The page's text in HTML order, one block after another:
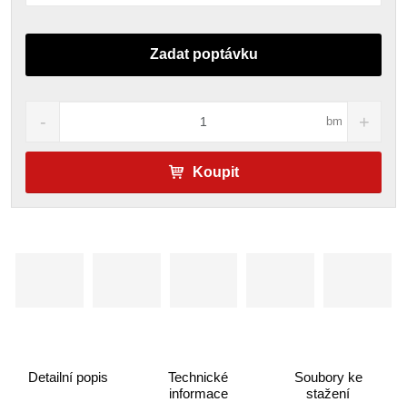
Zadat poptávku
bm
Koupit
Detailní popis
Technické
informace
Soubory ke
stažení